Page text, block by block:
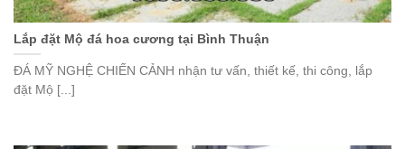
Lắp đặt Mộ đá hoa cương tại Bình Thuận
ĐÁ MỸ NGHỆ CHIẾN CẢNH nhận tư vấn, thiết kế, thi công, lắp
đặt Mộ [...]